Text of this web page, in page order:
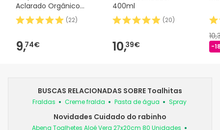
Aclarado Orgânico
500ml
(22)
9,74€
400ml
(20)
10,39€ -
BUSCAS RELACIONADAS SOBRE Toalhitas
Fraldas Creme fralda Pasta de água Spray
Novidades Cuidado do rabinho
Abena Toalhetes Aloé Vera 27x20cm 80 Unidades